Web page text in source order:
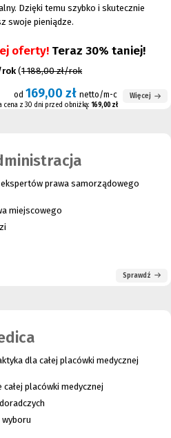
Dzięki temu szybko i skutecznie
swoje pieniądze.
oferty! Teraz 30% taniej!
rok (1 188,00 zł/rok
od 169,00 zł netto/m-c
cena z 30 dni przed obniżką: 169,00 zł
Więcej
prawa samorządowego
miejscowego
Sprawdź
dla całej placówki medycznej
placówki medycznej